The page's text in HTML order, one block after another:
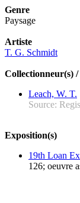
Genre
Paysage
Artiste
T. G. Schmidt
Collectionneur(s)
Leach, W. T.
Source:
Exposition(s)
19th Loan
126; oeuvre